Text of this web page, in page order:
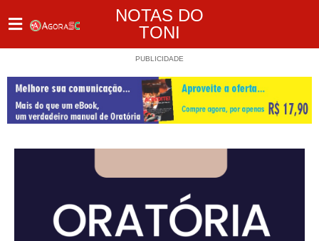
NOTAS DO
TONI
PUBLICIDADE